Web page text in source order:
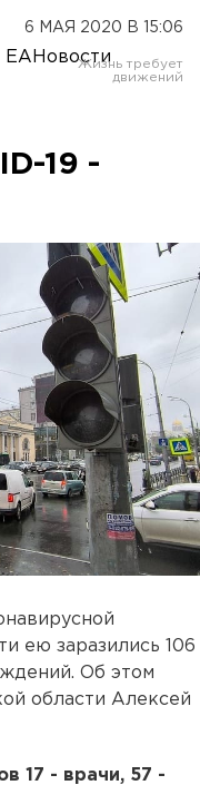
6 МАЯ 2020 В 15:06
ЕАНовости
19 -
ею заразились 106
Об этом
области Алексей
17 - врачи, 57 -